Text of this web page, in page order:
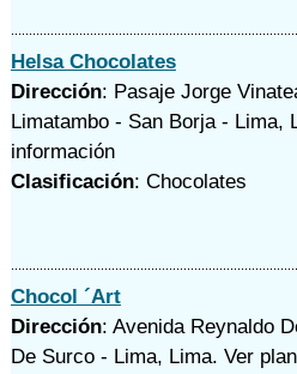
Helsa Chocolates
Dirección: Pasaje Jorge
Limatambo - San Borja - Lima,
información
Clasificación: Chocolates
Chocol ´Art
Dirección: Avenida Reynaldo
De Surco - Lima, Lima. Ver